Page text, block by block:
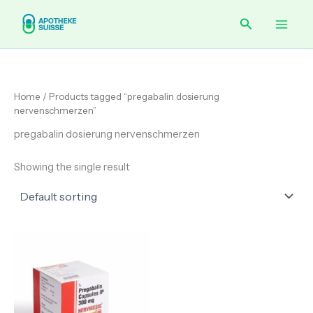
content
Search
Home / Products tagged “pregabalin dosierung
nervenschmerzen”
pregabalin dosierung nervenschmerzen
Showing the single result
€ 175.00